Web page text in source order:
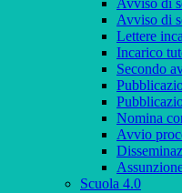
Avviso di
Avviso di
Lettere
Incarico
Secondo
Nomina
Avvio
Scuola 4.0